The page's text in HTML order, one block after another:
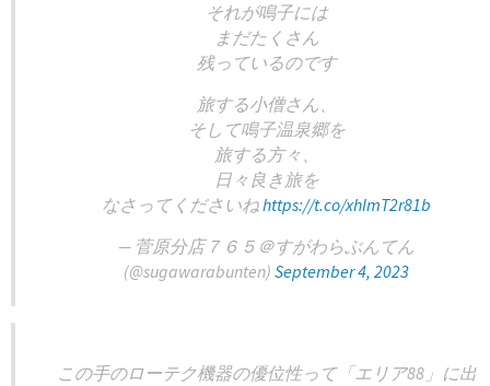
それが鳴子には
まだたくさん
残っているのです
旅する小僧さん、
そして鳴子温泉郷を
旅する方々、
日々良き旅を
なさってくださいねhttps://t.co/xhImT2r81b
— 菅原分店７６５＠すがわらぶんてん
(@sugawarabunten) September 4, 2023
この手のローテク機器の優位性って「エリア88」に出